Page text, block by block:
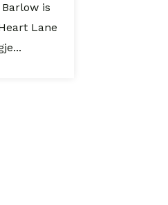
is
Lane